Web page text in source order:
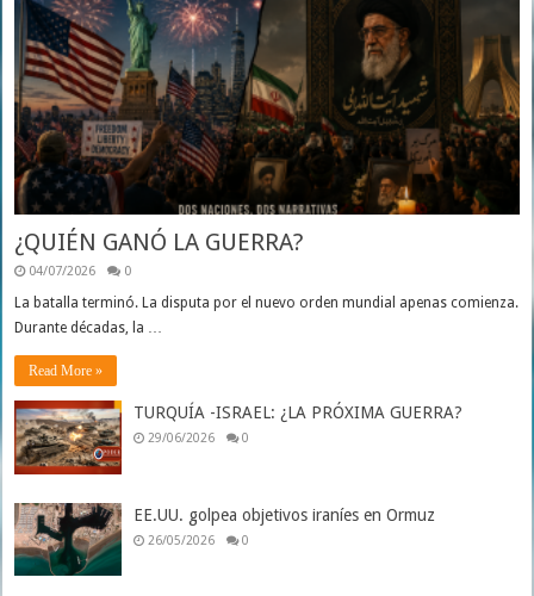
¿QUIÉN GANÓ LA GUERRA?
04/07/2026 0
La batalla terminó. La disputa por el nuevo orden mundial apenas comienza.
Durante décadas, la …
Read More »
TURQUÍA -ISRAEL: ¿LA PRÓXIMA GUERRA?
29/06/2026 0
EE.UU. golpea objetivos iraníes en Ormuz
26/05/2026 0